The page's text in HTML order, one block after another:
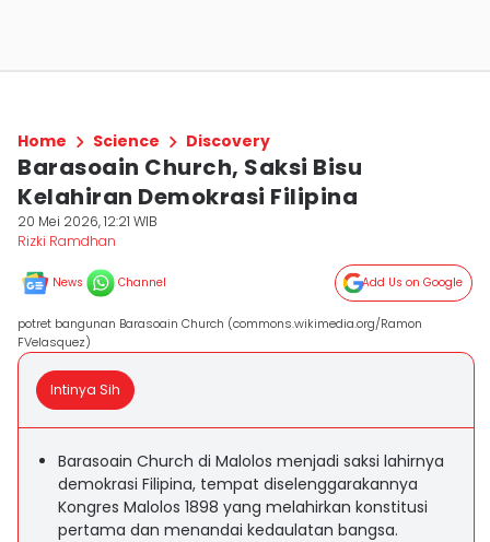
Home Science Discovery
Barasoain Church, Saksi Bisu
Kelahiran Demokrasi Filipina
20 Mei 2026, 12:21 WIB
Rizki Ramdhan
News Channel Add Us on Google
potret bangunan Barasoain Church (commons.wikimedia.org/Ramon
FVelasquez)
Intinya Sih
Barasoain Church di Malolos menjadi saksi lahirnya
demokrasi Filipina, tempat diselenggarakannya
Kongres Malolos 1898 yang melahirkan konstitusi
pertama dan menandai kedaulatan bangsa.